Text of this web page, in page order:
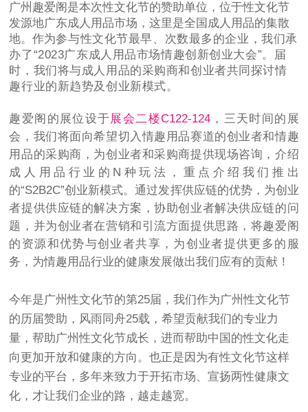
广州趣爱阁是本次性文化节的赞助单位，位于性文化节
发源地广东成人用品市场，这里是全国成人用品的集散
地。作为参与性文化节最早、次数最多的企业，我们承
办了“2023广东成人用品市场情趣创新创业大会”。届
时，我们将与成人用品的采购商和创业者共同探讨情
趣行业的新趋势及创业新模式。
趣爱阁的展位设于展会二楼C122-124，三天时间的展
会，我们将面向希望切入情趣用品赛道的创业者和情趣
用品的采购商，为创业者和采购商提供现场咨询，介绍
成人用品行业的N种玩法，重点介绍我们推出
的“S2B2C”创业新模式。通过发挥供应链的优势，为创业
者提供供应链的解决方案，协助创业者解决供应链的问
题，并为创业者在营销和引流方面提供思路，将趣爱阁
的资源和优势与创业者共享，为创业者提供更多的服
务，为情趣用品行业的健康发展做出我们应有的贡献！
今年是广州性文化节的第25届，我们作为广州性文化节
的历届赞助，风雨同舟25载，希望贡献我们的专业力
量，帮助广州性文化节成长，进而帮助中国的性文化走
向更加开放和健康的方向。也正是因为有性文化节这样
专业的平台，多年来致力于开拓市场、宣扬两性健康文
化，才让我们企业的路，越走越宽。